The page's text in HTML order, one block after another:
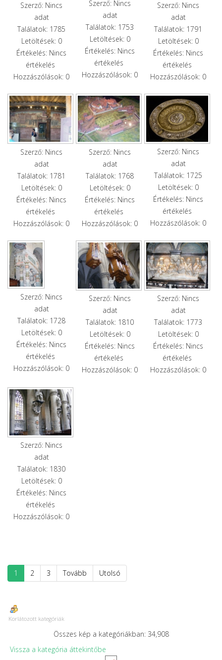
Szerző: Nincs
adat
Találatok: 1785
Letöltések: 0
Értékelés: Nincs
értékelés
Hozzászólások: 0
Szerző: Nincs
adat
Találatok: 1753
Letöltések: 0
Értékelés: Nincs
értékelés
Hozzászólások: 0
Szerző: Nincs
adat
Találatok: 1791
Letöltések: 0
Értékelés: Nincs
értékelés
Hozzászólások: 0
Szerző: Nincs
adat
Találatok: 1781
Letöltések: 0
Értékelés: Nincs
értékelés
Hozzászólások: 0
Szerző: Nincs
adat
Találatok: 1768
Letöltések: 0
Értékelés: Nincs
értékelés
Hozzászólások: 0
Szerző: Nincs
adat
Találatok: 1725
Letöltések: 0
Értékelés: Nincs
értékelés
Hozzászólások: 0
Szerző: Nincs
adat
Találatok: 1728
Letöltések: 0
Értékelés: Nincs
értékelés
Hozzászólások: 0
Szerző: Nincs
adat
Találatok: 1810
Letöltések: 0
Értékelés: Nincs
értékelés
Hozzászólások: 0
Szerző: Nincs
adat
Találatok: 1773
Letöltések: 0
Értékelés: Nincs
értékelés
Hozzászólások: 0
Szerző: Nincs
adat
Találatok: 1830
Letöltések: 0
Értékelés: Nincs
értékelés
Hozzászólások: 0
1 2 3 Tovább Utolsó
Korlátozott kategóriák
Összes kép a kategóriákban: 34,908
Vissza a kategória áttekintőbe